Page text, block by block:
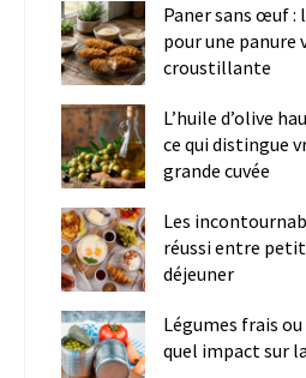
Paner sans œuf :
pour une panure
croustillante
L’huile d’olive
ce qui distingue
grande cuvée
Les
réussi entre
déjeuner
Légumes frais ou
quel impact sur